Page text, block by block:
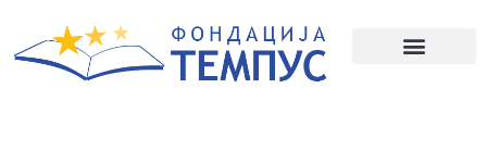
садржај